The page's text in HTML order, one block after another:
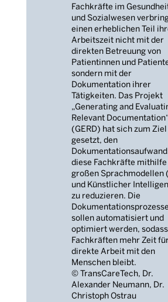
Fachkräfte im
und Sozialwesen
einen erheblichen Teil
Arbeitszeit nicht mit der
direkten Betreuung von
Patientinnen und
sondern mit der
Dokumentation ihrer
Tätigkeiten. Das Projekt
„Generating and
Relevant
(GERD) hat sich zum Ziel
gesetzt, den
diese Fachkräfte mithilfe
großen Sprachmodellen
und Künstlicher
zu reduzieren. Die
Dokumentationsprozesse
sollen automatisiert und
optimiert werden,
Fachkräften mehr Zeit
direkte Arbeit mit den
Menschen bleibt.
© TransCareTech, Dr.
Alexander Neumann, Dr.
Christoph Ostrau